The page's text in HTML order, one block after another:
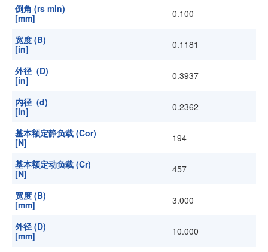
倒角 (rs min)
[mm]
0.100
宽度 (B)
[in]
0.1181
外径 (D)
[in]
0.3937
内径 (d)
[in]
0.2362
基本额定静负载 (Cor)
[N]
194
基本额定动负载 (Cr)
[N]
457
宽度 (B)
[mm]
3.000
外径 (D)
[mm]
10.000